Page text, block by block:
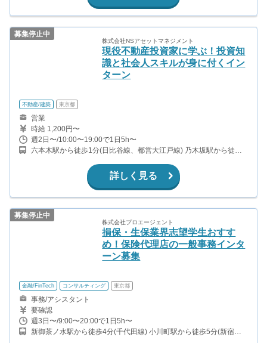
募集停止中
株式会社NSアセットマネジメント
現役不動産投資家に学ぶ！投資知
識と社会人スキルが身に付くイン
ターン
不動産/建築 東京都
営業
時給 1,200円〜
週2日〜/10:00〜19:00で1日5h〜
六本木駅から徒歩1分(日比谷線、都営大江戸線) 乃木坂駅から徒歩9
詳しく見る
募集停止中
株式会社プロエージェント
損保・生保業界志望学生おすす
め！保険代理店の一般事務インタ
ーン募集
金融/FinTech コンサルティング 東京都
事務/アシスタント
要確認
週3日〜/9:00〜20:00で1日5h〜
新御茶ノ水駅から徒歩4分(千代田線) 小川町駅から徒歩5分(新宿線)